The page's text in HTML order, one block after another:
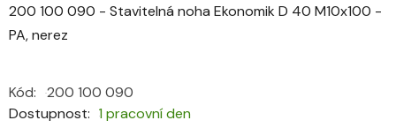
200 100 090 - Stavitelná noha Ekonomik D 40 M10x100 -
PA, nerez
Dostupnost
1 pracovní den
Kód: 200 100 090